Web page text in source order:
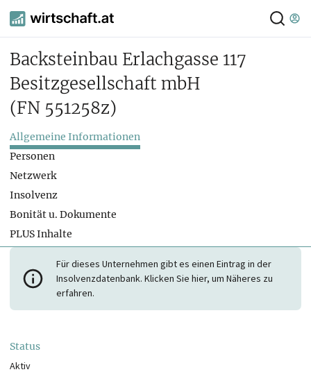
Backsteinbau Erlachgasse 117
Besitzgesellschaft mbH
(FN 551258z)
Allgemeine Informationen
Personen
Netzwerk
Insolvenz
Bonität u. Dokumente
PLUS Inhalte
Für dieses Unternehmen gibt es einen Eintrag in der
Insolvenzdatenbank. Klicken Sie hier, um Näheres zu
erfahren.
Status
Aktiv